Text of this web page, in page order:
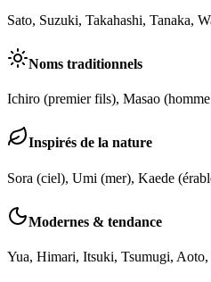
Sato, Suzuki, Takahashi, Tanaka,
Noms traditionnels
Ichiro (premier fils), Masao
Inspirés de la nature
Sora (ciel), Umi (mer), Kaede
Modernes & tendance
Yua, Himari, Itsuki, Tsumugi, Aoto,